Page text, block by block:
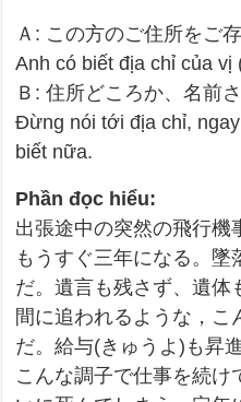
Ａ: この方のご住所をご
Anh có biết địa chỉ của vị
Ｂ: 住所どころか、名前
Đừng nói tới địa chỉ,
biết nữa.
Phần đọc hiểu:
出張途中の突然の飛行機
もうすぐ三年になる。墜
だ。遺言も残さず、遺体
間に追われるような，こ
だ。給与(きゅうよ)も昇
こんな調子で仕事を続け